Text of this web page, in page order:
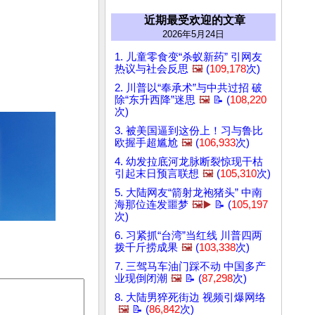
近期最受欢迎的文章
2026年5月24日
1. 儿童零食变“杀蚁新药” 引网友
热议与社会反思 🖼️ (109,178次)
2. 川普以“奉承术”与中共过招 破
除“东升西降”迷思 🖼️ 📝 (108,220
次)
3. 被美国逼到这份上！习与鲁比
欧握手超尴尬 🖼️ (106,933次)
4. 幼发拉底河龙脉断裂惊现干枯
引起末日预言联想 🖼️ (105,310次)
5. 大陆网友“箭射龙袍猪头” 中南
海那位连发噩梦 🖼️▶️ 📝 (105,197
次)
6. 习紧抓“台湾”当红线 川普四两
拨千斤捞成果 🖼️ (103,338次)
7. 三驾马车油门踩不动 中国多产
业现倒闭潮 🖼️ 📝 (87,298次)
8. 大陆男猝死街边 视频引爆网络
🖼️ 📝 (86,842次)